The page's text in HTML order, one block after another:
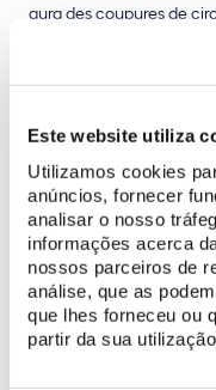
Este website utiliza
Utilizamos cookies
anúncios, fornecer
analisar o nosso
informações acerca
nossos parceiros de
análise, que as
que lhes forneceu ou
partir da sua
aura des coupures de
à tous les monuments,
Palais National de Sintra,
Chalet de la Comtesse
Palais de Monserrate ou
prendre en compte les
suivantes :
-circulation interditesur
- circulation interdite
sur
9h00 et
- circulation interditesur